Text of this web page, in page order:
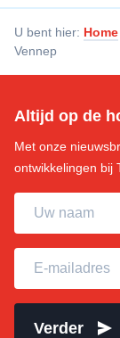
U bent hier: Home
Vennep
Altijd op de
Met onze
ontwikkelingen bij
Uw naam
E-mailadres
Verder